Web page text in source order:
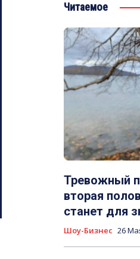
Читаемое
Тревожный
вторая
станет для
Шоу-Бизнес 26